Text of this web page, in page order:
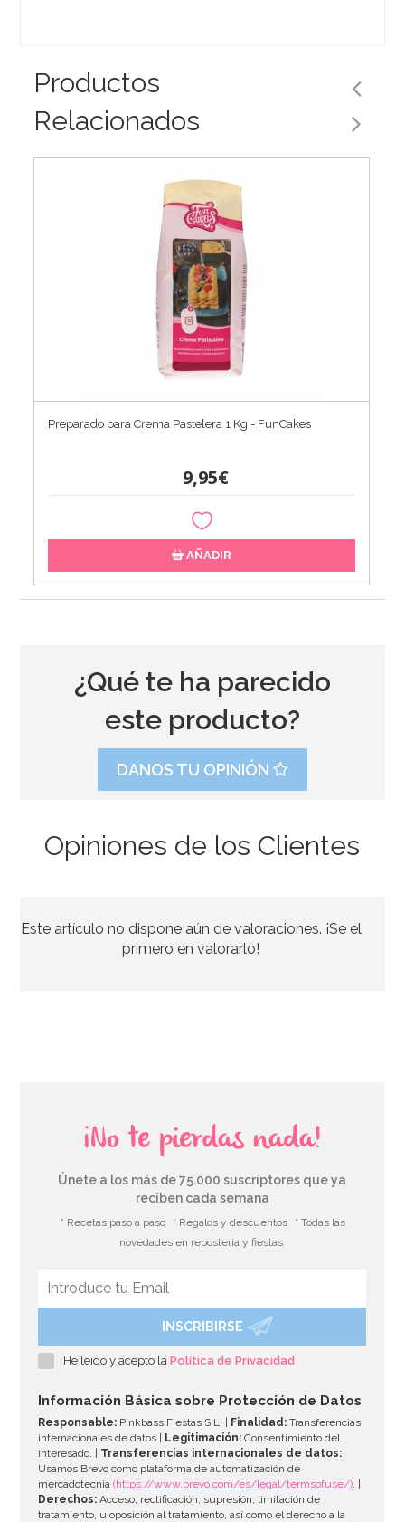
Productos
Relacionados
Preparado para Crema Pastelera 1 Kg - FunCakes
9,95€
AÑADIR
8,35€
¿Qué te ha parecido
este producto?
DANOS TU OPINIÓN
Opiniones de los Clientes
Este artículo no dispone aún de valoraciones. ¡Se el
primero en valorarlo!
¡No te pierdas nada!
Únete a los más de 75.000 suscriptores que ya
reciben cada semana
* Recetas paso a paso * Regalos y descuentos
* Todas las
novedades en repostería y fiestas
INSCRIBIRSE
He leído y acepto laPolítica de Privacidad
Información Básica sobre Protección de Datos
Responsable: Pinkbass Fiestas S.L. | Finalidad: Transferencias
internacionales de datos |
Legitimación: Consentimiento del
interesado. | Transferencias internacionales de datos:
Usamos Brevo como plataforma de automatización de
mercadotecnia(https://www.brevo.com/es/legal/termsofuse/). |
Derechos: Acceso, rectificación, supresión, limitación de
tratamiento, u oposición al tratamiento, así como el derecho a la